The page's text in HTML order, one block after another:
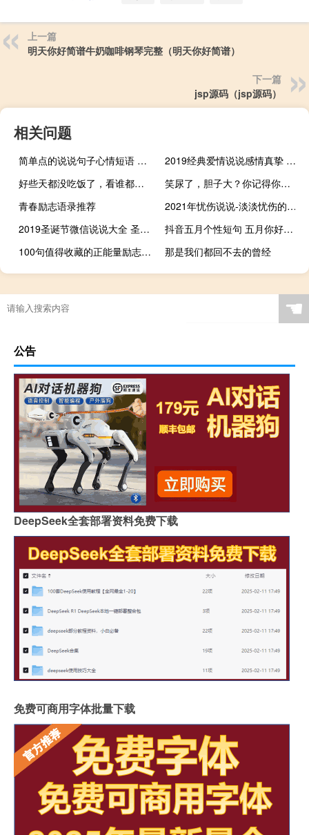
上一篇
明天你好简谱牛奶咖啡钢琴完整（明天你好简谱）
下一篇
jsp源码（jsp源码）
相关问题
简单点的说说句子心情短语 没有人是好脾气只是你比较重要
2019经典爱情说说感情真挚 最新和爱情有关的说说句子
好些天都没吃饭了，看谁都像烙饼
笑尿了，胆子大？你记得你小时候自己放个屁把自己吓哭了吗
青春励志语录推荐
2021年忧伤说说-淡淡忧伤的说说，有关于忧伤的说说
2019圣诞节微信说说大全 圣诞节朋友圈说说心情短语
抖音五月个性短句 五月你好请多多关照
100句值得收藏的正能量励志语录
那是我们都回不去的曾经
☚
公告
DeepSeek全套部署资料免费下载
免费可商用字体批量下载